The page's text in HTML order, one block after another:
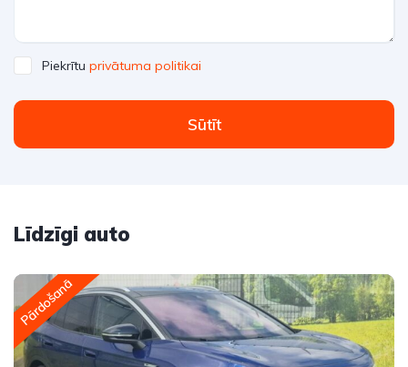
Piekrītu privātuma politikai
Sūtīt
Līdzīgi auto
Pārdošanā